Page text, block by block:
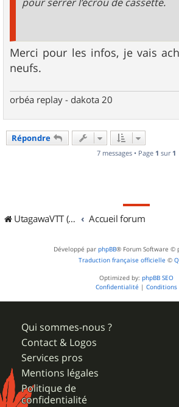
pour serrer l’écrou de cassette.
Merci pour les infos, je vais
neufs.
orbéa replay - dakota 20
Répondre
7 messages • Page 1 sur 1
UtagawaVTT (Randos VTT et VTTAE avec traces GPS) Accueil forum
Développé par phpBB® Forum Software ©
Traduction française officielle ©
Optimized by: phpBB SEO
Confidentialité | Conditions
Qui sommes-nous ?
Contact & Logos
Services pros
Mentions légales
Politique de
confidentialité